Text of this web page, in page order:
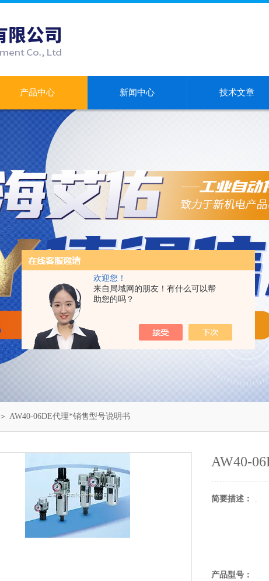
欢迎您！
来自局域网的朋友！有什么可以帮
助您的吗？
产品中心 新闻中心 技术文章
＞ AW40-06DE代理*销售型号说明书
AW40-
简要描述： .
产品型号：